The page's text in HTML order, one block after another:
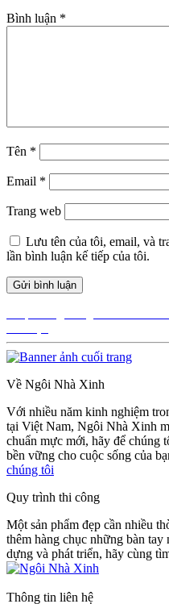
Bình luận *
Tên *
Email *
Trang web
Lưu tên của tôi, email, và
lần bình luận kế tiếp của tôi.
Điều
hướng
bài
viết
Về Ngôi Nhà Xinh
Với nhiều năm kinh nghiệm
tại Việt Nam, Ngôi Nhà Xinh
chuẩn mực mới, hãy để chúng
bền vững cho cuộc sống của
chúng tôi
Quy trình thi công
Một sản phẩm đẹp cần nhiều
thêm hàng chục những bàn
dựng và phát triển, hãy cùng
Thông tin liên hệ